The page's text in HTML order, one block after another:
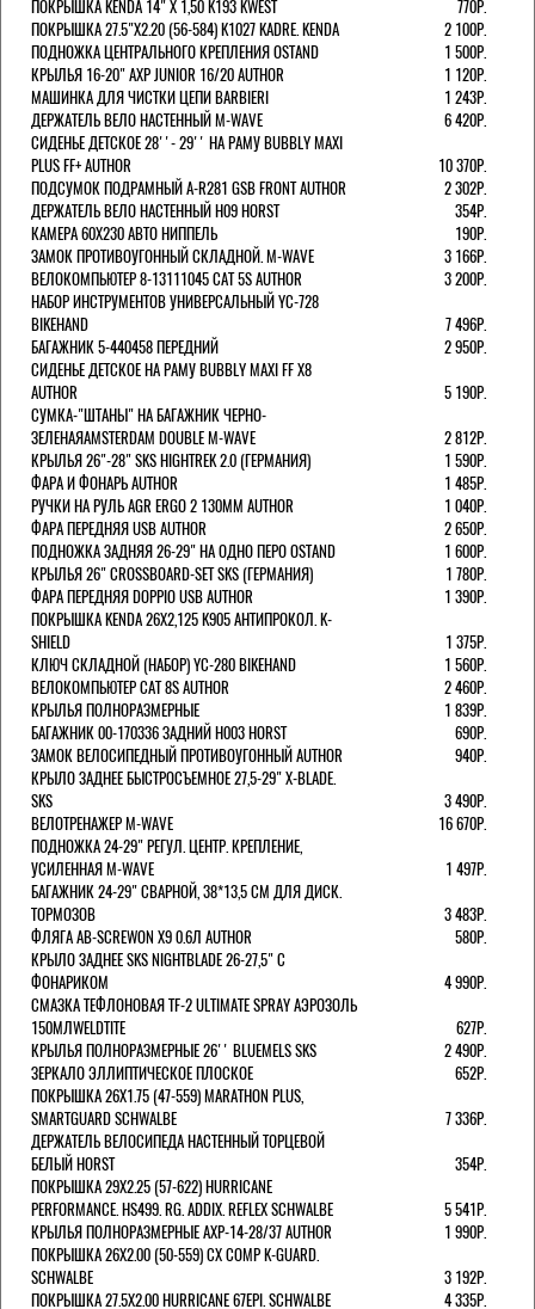
ПОКРЫШКА KENDA 14" Х 1,50 K193 KWEST
770Р.
ПОКРЫШКА 27.5"Х2.20 (56-584) K1027 KADRE. KENDA
2 100Р.
ПОДНОЖКА ЦЕНТРАЛЬНОГО КРЕПЛЕНИЯ OSTAND
1 500Р.
КРЫЛЬЯ 16-20" AXP JUNIOR 16/20 AUTHOR
1 120Р.
МАШИНКА ДЛЯ ЧИСТКИ ЦЕПИ BARBIERI
1 243Р.
ДЕРЖАТЕЛЬ ВЕЛО НАСТЕННЫЙ M-WAVE
6 420Р.
СИДЕНЬЕ ДЕТСКОЕ 28''- 29'' НА РАМУ BUBBLY MAXI
PLUS FF+ AUTHOR
10 370Р.
ПОДСУМОК ПОДРАМНЫЙ A-R281 GSB FRONT AUTHOR
2 302Р.
ДЕРЖАТЕЛЬ ВЕЛО НАСТЕННЫЙ H09 HORST
354Р.
КАМЕРА 60X230 АВТО НИППЕЛЬ
190Р.
ЗАМОК ПРОТИВОУГОННЫЙ СКЛАДНОЙ. M-WAVE
3 166Р.
ВЕЛОКОМПЬЮТЕР 8-13111045 CAT 5S AUTHOR
3 200Р.
НАБОР ИНСТРУМЕНТОВ УНИВЕРСАЛЬНЫЙ YC-728
BIKEHAND
7 496Р.
БАГАЖНИК 5-440458 ПЕРЕДНИЙ
2 950Р.
СИДЕНЬЕ ДЕТСКОЕ НА РАМУ BUBBLY MAXI FF X8
AUTHOR
5 190Р.
СУМКА-"ШТАНЫ" НА БАГАЖНИК ЧЕРНО-
ЗЕЛЕНАЯAMSTERDAM DOUBLE M-WAVE
2 812Р.
КРЫЛЬЯ 26"-28" SKS HIGHTREK 2.0 (ГЕРМАНИЯ)
1 590Р.
ФАРА И ФОНАРЬ AUTHOR
1 485Р.
РУЧКИ НА РУЛЬ AGR ERGO 2 130ММ AUTHOR
1 040Р.
ФАРА ПЕРЕДНЯЯ USB AUTHOR
2 650Р.
ПОДНОЖКА ЗАДНЯЯ 26-29" НА ОДНО ПЕРО OSTAND
1 600Р.
КРЫЛЬЯ 26" CROSSBOARD-SET SKS (ГЕРМАНИЯ)
1 780Р.
ФАРА ПЕРЕДНЯЯ DOPPIO USB AUTHOR
1 390Р.
ПОКРЫШКА KENDA 26Х2,125 K905 АНТИПРОКОЛ. K-
SHIELD
1 375Р.
КЛЮЧ СКЛАДНОЙ (НАБОР) YC-280 BIKEHAND
1 560Р.
ВЕЛОКОМПЬЮТЕР CAT 8S AUTHOR
2 460Р.
КРЫЛЬЯ ПОЛНОРАЗМЕРНЫЕ
1 839Р.
БАГАЖНИК 00-170336 ЗАДНИЙ H003 HORST
690Р.
ЗАМОК ВЕЛОСИПЕДНЫЙ ПРОТИВОУГОННЫЙ AUTHOR
940Р.
КРЫЛО ЗАДНЕЕ БЫСТРОСЪЕМНОЕ 27,5-29" X-BLADE.
SKS
3 490Р.
ВЕЛОТРЕНАЖЕР M-WAVE
16 670Р.
ПОДНОЖКА 24-29" РЕГУЛ. ЦЕНТР. КРЕПЛЕНИЕ,
УСИЛЕННАЯ M-WAVE
1 497Р.
БАГАЖНИК 24-29" СВАРНОЙ, 38*13,5 СМ ДЛЯ ДИСК.
ТОРМОЗОВ
3 483Р.
ФЛЯГА AB-SCREWON X9 0.6Л AUTHOR
580Р.
КРЫЛО ЗАДНЕЕ SKS NIGHTBLADE 26-27,5" С
ФОНАРИКОМ
4 990Р.
СМАЗКА ТЕФЛОНОВАЯ TF-2 ULTIMATE SPRAY АЭРОЗОЛЬ
150МЛWELDTITE
627Р.
КРЫЛЬЯ ПОЛНОРАЗМЕРНЫЕ 26'' BLUEMELS SKS
2 490Р.
ЗЕРКАЛО ЭЛЛИПТИЧЕСКОЕ ПЛОСКОЕ
652Р.
ПОКРЫШКА 26X1.75 (47-559) MARATHON PLUS,
SMARTGUARD SCHWALBE
7 336Р.
ДЕРЖАТЕЛЬ ВЕЛОCИПЕДА НАСТЕННЫЙ ТОРЦЕВОЙ
БЕЛЫЙ HORST
354Р.
ПОКРЫШКА 29X2.25 (57-622) HURRICANE
PERFORMANCE. HS499. RG. ADDIX. REFLEX SCHWALBE
5 541Р.
КРЫЛЬЯ ПОЛНОРАЗМЕРНЫЕ AXP-14-28/37 AUTHOR
1 990Р.
ПОКРЫШКА 26X2.00 (50-559) CX COMP K-GUARD.
SCHWALBE
3 192Р.
ПОКРЫШКА 27.5X2.00 HURRICANE 67EPI. SCHWALBE
4 335Р.